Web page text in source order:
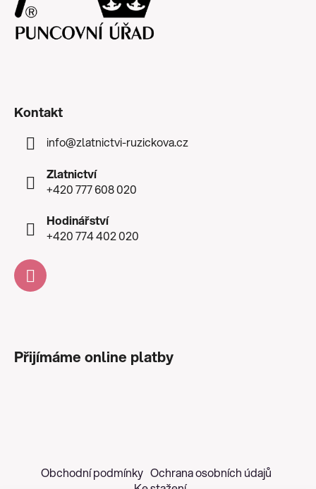
Kontakt
info@zlatnictvi-ruzickova.cz
Zlatnictví
+420 777 608 020
Hodinářství
+420 774 402 020
Přijímáme online platby
Obchodní podmínky Ochrana osobních údajů